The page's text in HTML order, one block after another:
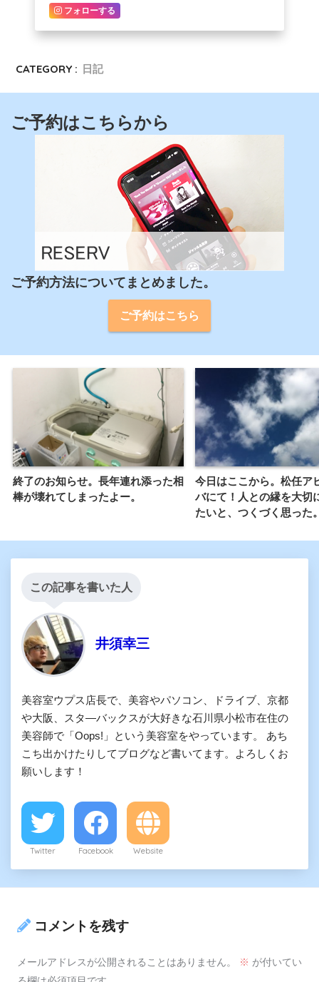
フォローする
CATEGORY : 日記
ご予約はこちらから
ご予約方法についてまとめました。
ご予約はこちら
終了のお知らせ。長年連れ添った相
棒が壊れてしまったよー。
今日はここから。松任ア
バにて！人との縁を大切
たいと、つくづく思った
この記事を書いた人
井須幸三
美容室ウプス店長で、美容やパソコン、ドライブ、京都
や大阪、スタ―バックスが大好きな石川県小松市在住の
美容師で「Oops!」という美容室をやっています。 あち
こち出かけたりしてブログなど書いてます。よろしくお
願いします！
Twitter Facebook Website
コメントを残す
メールアドレスが公開されることはありません。 ※ が付いてい